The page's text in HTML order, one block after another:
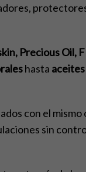
Precious Oil,
hasta
con el
sin